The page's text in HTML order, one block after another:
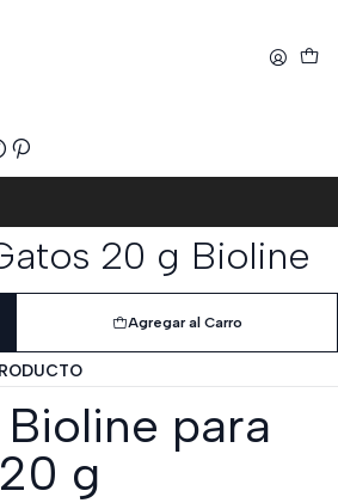
20 g Bioline
Agregar al Carro
para
g